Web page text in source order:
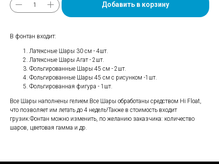
Добавить в корзину
В фонтан входит:
Латексные Шары 30 см - 4шт.
Латексные Шары Агат - 2шт.
Фольгированные Шары 45 см - 2шт.
Фольгированные Шары 45 см с рисунком -1шт.
Фольгированная фигура - 1шт.
Все Шары наполнены гелием.Все Шары обработаны средством Hi Float,
что позволяет им летать до 4 недель!Также в стоимость входит
грузик.Фонтан можно изменить, по желанию заказчика: количество
шаров, цветовая гамма и др.